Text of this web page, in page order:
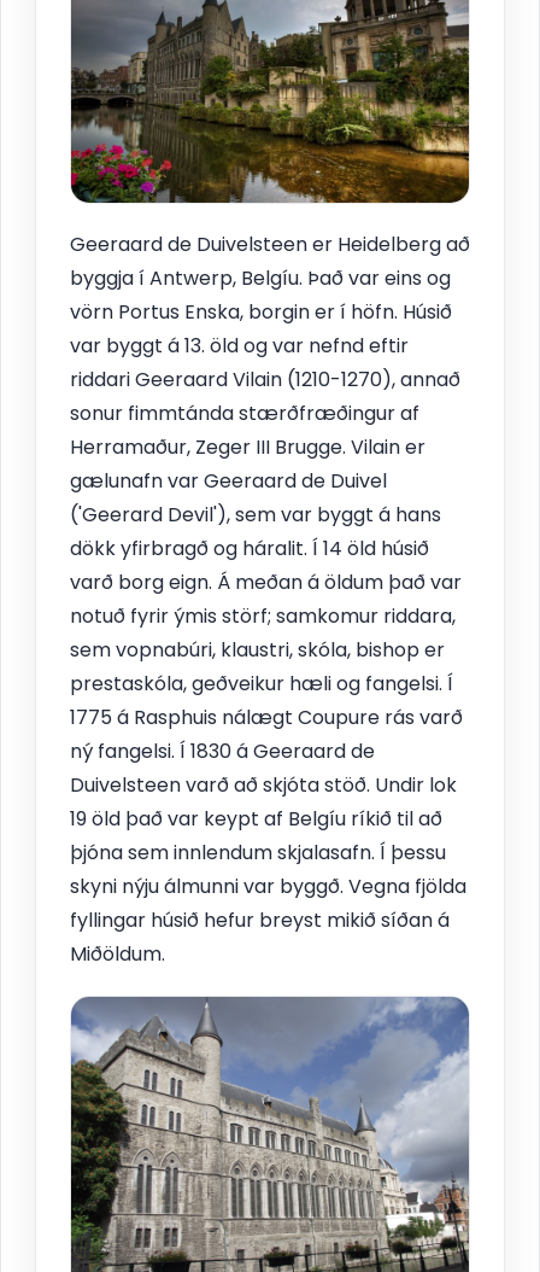
Geeraard de Duivelsteen er Heidelberg að
byggja í Antwerp, Belgíu. Það var eins og
vörn Portus Enska, borgin er í höfn. Húsið
var byggt á 13. öld og var nefnd eftir
riddari Geeraard Vilain (1210-1270), annað
sonur fimmtánda stærðfræðingur af
Herramaður, Zeger III Brugge. Vilain er
gælunafn var Geeraard de Duivel
('Geerard Devil'), sem var byggt á hans
dökk yfirbragð og háralit. Í 14 öld húsið
varð borg eign. Á meðan á öldum það var
notuð fyrir ýmis störf; samkomur riddara,
sem vopnabúri, klaustri, skóla, bishop er
prestaskóla, geðveikur hæli og fangelsi. Í
1775 á Rasphuis nálægt Coupure rás varð
ný fangelsi. Í 1830 á Geeraard de
Duivelsteen varð að skjóta stöð. Undir lok
19 öld það var keypt af Belgíu ríkið til að
þjóna sem innlendum skjalasafn. Í þessu
skyni nýju álmunni var byggð. Vegna fjölda
fyllingar húsið hefur breyst mikið síðan á
Miðöldum.